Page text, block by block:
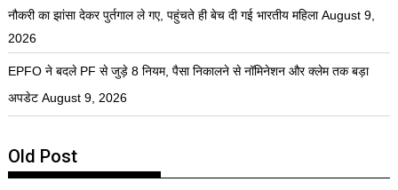
नौकरी का झांसा देकर पुर्तगाल ले गए, पहुंचते ही बेच दी गई भारतीय महिला August 9,
2026
EPFO ने बदले PF से जुड़े 8 नियम, पैसा निकालने से नॉमिनेशन और क्लेम तक बड़ा
अपडेट August 9, 2026
Old Post